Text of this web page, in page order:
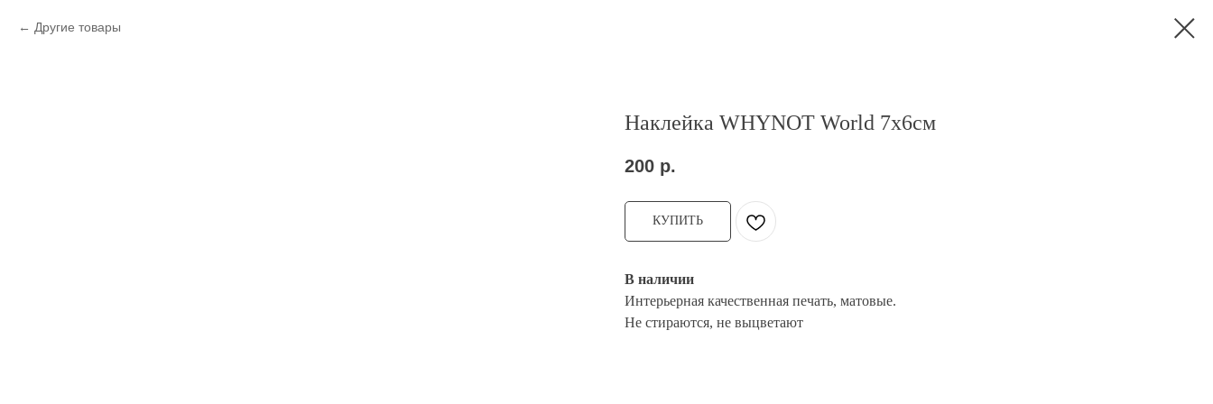
Другие товары
Наклейка WHYNOT World 7x6см
200 р.
КУПИТЬ
В наличии
Интерьерная качественная печать, матовые.
Не стираются, не выцветают